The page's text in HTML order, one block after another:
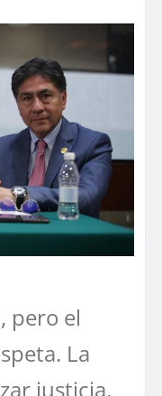
pero el
La
justicia,